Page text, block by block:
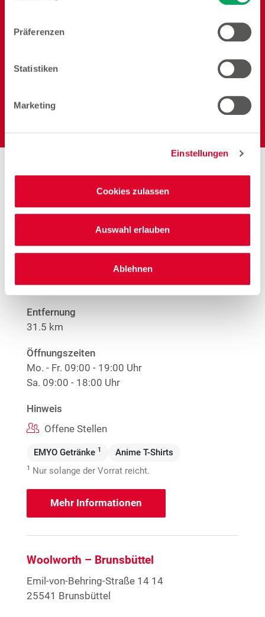
Präferenzen
Statistiken
Marketing
Einstellungen
Cookies zulassen
Auswahl erlauben
Ablehnen
Reisen Heimtier
Woolworth – Heide
Woolworth – Husum
25813 Husum
Entfernung
31.5 km
Öffnungszeiten
Mo. - Fr. 09:00 - 19:00 Uhr
Sa. 09:00 - 18:00 Uhr
Hinweis
Offene Stellen
EMYO Getränke 1 Anime T-Shirts
1 Nur solange der Vorrat reicht.
Mehr Informationen
Woolworth – Brunsbüttel
Emil-von-Behring-Straße 14 14
25541 Brunsbüttel